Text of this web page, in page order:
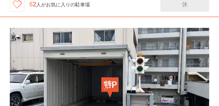
62 人がお気に入りの駐車場 休